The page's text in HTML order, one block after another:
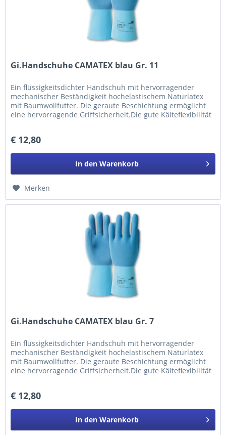
Gi.Handschuhe CAMATEX blau Gr. 11
Ein flüssigkeitsdichter Handschuh mit hervorragender
mechanischer Beständigkeit hochelastischem Naturlatex
mit Baumwollfutter. Die geraute Beschichtung ermöglicht
eine hervorragende Griffsicherheit.Die gute Kälteflexibilität
€ 12,80
In den Warenkorb
Merken
Gi.Handschuhe CAMATEX blau Gr. 7
Ein flüssigkeitsdichter Handschuh mit hervorragender
mechanischer Beständigkeit hochelastischem Naturlatex
mit Baumwollfutter. Die geraute Beschichtung ermöglicht
eine hervorragende Griffsicherheit.Die gute Kälteflexibilität
€ 12,80
In den Warenkorb